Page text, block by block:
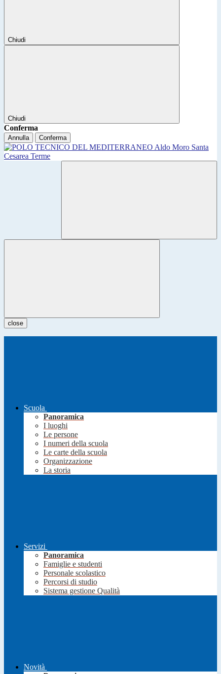
Chiudi
Chiudi
Conferma
Annulla Conferma
close
Scuola
Panoramica
I luoghi
Le persone
I numeri della scuola
Le carte della scuola
Organizzazione
La storia
Servizi
Panoramica
Famiglie e studenti
Personale scolastico
Percorsi di studio
Sistema gestione Qualità
Novità